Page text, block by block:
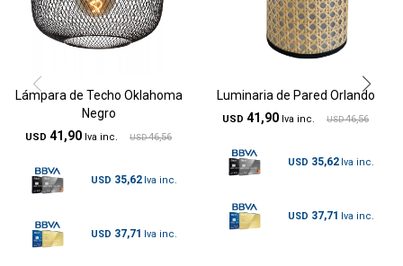
Lámpara de Techo Oklahoma
Negro
USD 41,90 USD 46,56
USD 35,62
USD 37,71
Luminaria de Pared Orlando
USD 41,90 USD 46,56
USD 35,62
USD 37,71